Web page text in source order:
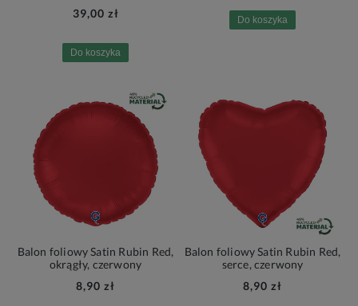
39,00 zł
Do koszyka
Do koszyka
Balon foliowy Satin Rubin Red,
okrągły, czerwony
8,90 zł
Balon foliowy Satin Rubin Red,
serce, czerwony
8,90 zł